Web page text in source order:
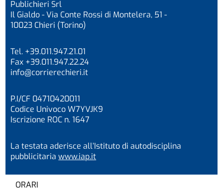
Publichieri Srl
Il Gialdo - Via Conte Rossi di Montelera, 51 -
10023 Chieri (Torino)
Tel. +39.011.947.21.01
Fax +39.011.947.22.24
info@corrierechieri.it
P.I/CF 04710420011
Codice Univoco W7YVJK9
Iscrizione ROC n. 1647
La testata aderisce all’Istituto di autodisciplina
pubblicitariawww.iap.it
ORARI